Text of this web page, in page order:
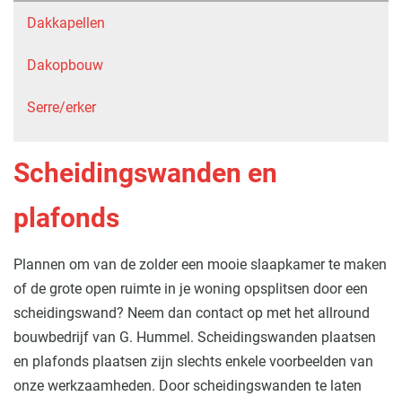
Dakkapellen
Dakopbouw
Serre/erker
Scheidingswanden en
plafonds
Plannen om van de zolder een mooie slaapkamer te maken
of de grote open ruimte in je woning opsplitsen door een
scheidingswand? Neem dan contact op met het allround
bouwbedrijf van G. Hummel. Scheidingswanden plaatsen
en plafonds plaatsen zijn slechts enkele voorbeelden van
onze werkzaamheden. Door scheidingswanden te laten